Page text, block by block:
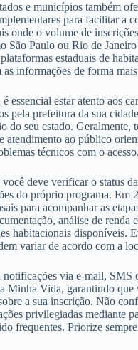
e municípios também
para facilitar a
onde o volume de
São Paulo ou Rio de Janeiro
estaduais de
informações de forma
essencial estar atento aos
pela prefeitura da sua
do seu estado. Geralmente,
atendimento ao público
técnicos com o acesso.
deve verificar o status
do próprio programa. Em
para acompanhar as
análise de renda
habitacionais disponíveis.
variar de acordo com a
via e-mail, SMS
Minha Vida, garantindo que
a sua inscrição. Não
privilegiadas mediante
frequentes. Priorize